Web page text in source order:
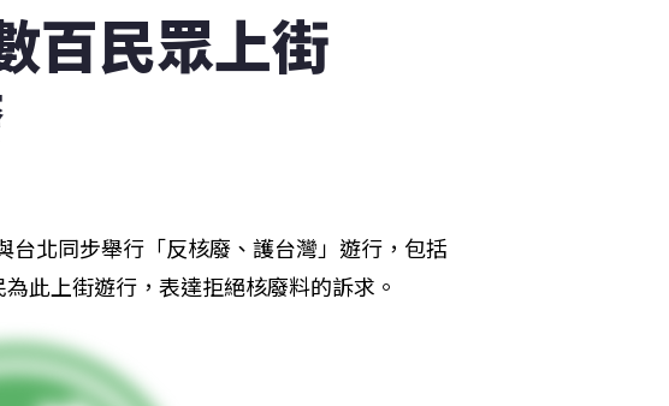
百民眾上街
台北同步舉行「反核廢、護台灣」遊行，包括
此上街遊行，表達拒絕核廢料的訴求。